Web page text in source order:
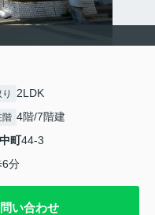
2LDK
階 4階/7階建
町44-3
6分
い合わせ